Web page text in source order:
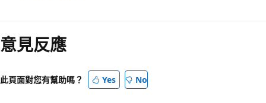
意見反應
此頁面對您有幫助嗎？ Yes No